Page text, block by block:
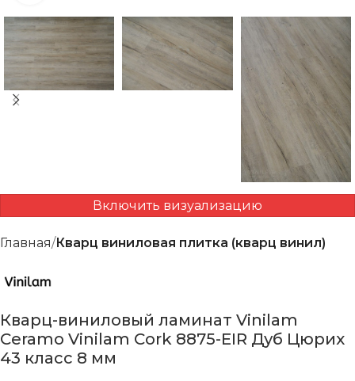
Включить визуализацию
Главная Кварц виниловая плитка (кварц винил)
Кварц-виниловый ламинат Vinilam
Ceramo Vinilam Cork 8875-EIR Дуб Цюрих
43 класс 8 мм